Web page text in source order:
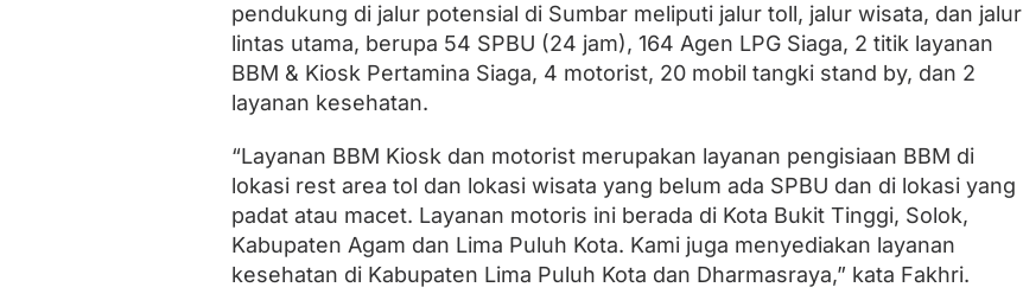
pendukung di jalur potensial di Sumbar meliputi jalur toll, jalur wisata, dan jalur
lintas utama, berupa 54 SPBU (24 jam), 164 Agen LPG Siaga, 2 titik layanan
BBM & Kiosk Pertamina Siaga, 4 motorist, 20 mobil tangki stand by, dan 2
layanan kesehatan.
“Layanan BBM Kiosk dan motorist merupakan layanan pengisiaan BBM di
lokasi rest area tol dan lokasi wisata yang belum ada SPBU dan di lokasi yang
padat atau macet. Layanan motoris ini berada di Kota Bukit Tinggi, Solok,
Kabupaten Agam dan Lima Puluh Kota. Kami juga menyediakan layanan
kesehatan di Kabupaten Lima Puluh Kota dan Dharmasraya,” kata Fakhri.